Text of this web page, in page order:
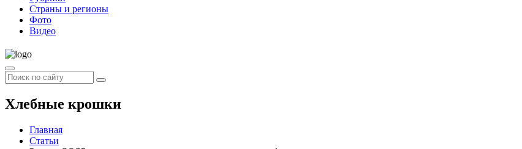
Страны и регионы
Фото
Видео
Хлебные крошки
Главная
Статьи